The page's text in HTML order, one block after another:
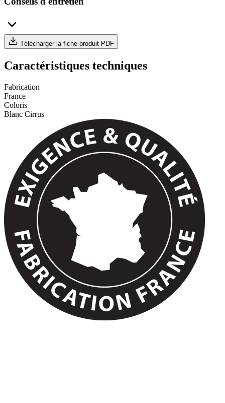
Télécharger la fiche produit PDF
Caractéristiques techniques
Fabrication
France
Coloris
Blanc Cirrus